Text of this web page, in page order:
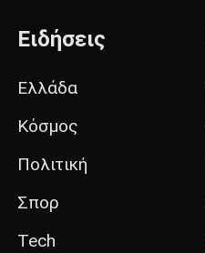
Ειδήσεις
Ελλάδα
Κόσμος
Πολιτική
Σπορ
Tech